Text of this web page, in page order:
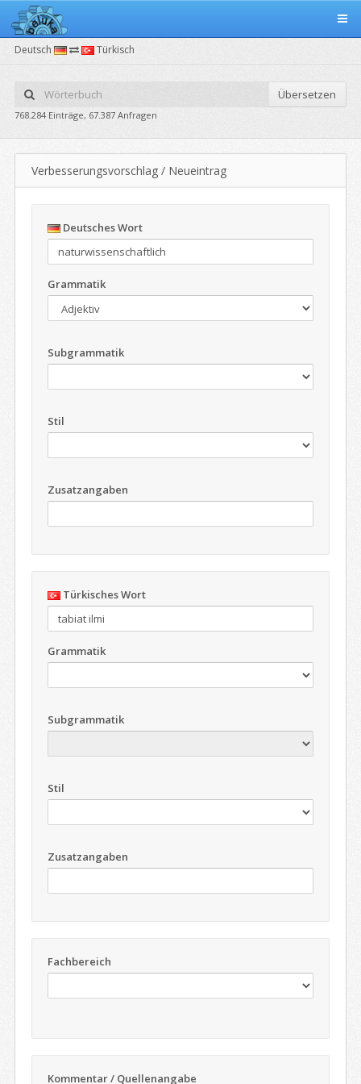
Deutsch Türkisch
Übersetzen
768.284 Einträge, 67.387 Anfragen
Verbesserungsvorschlag / Neueintrag
Deutsches Wort
Grammatik
Subgrammatik
Stil
Zusatzangaben
Türkisches Wort
Grammatik
Subgrammatik
Stil
Zusatzangaben
Fachbereich
Kommentar / Quellenangabe